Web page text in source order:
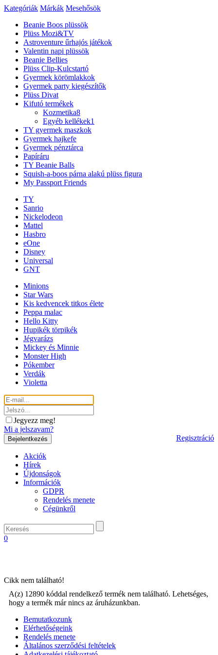
Kategóriák Márkák Mesehősök
Beanie Boos plüssök
Plüss Mozi&TV
Astroventure űrhajós játékok
Valentin napi plüssök
Beanie Bellies
Plüss Clip-Kulcstartó
Gyermek körömlakkok
Gyermek party kiegészítők
Plüss Divat
Kifutó termékek
Kozmetika8
Egyéb kellékek1
TY gyermek maszkok
Gyermek hajkefe
Gyermek pénztárca
Papíráru
TY Beanie Balls
Squish-a-boos párna alakú plüss figura
My Passport Friends
TY
Sanrio
Nickelodeon
Mattel
Hasbro
eOne
Disney
Universal
GNT
Minions
Star Wars
Kis kedvencek titkos élete
Peppa malac
Hello Kitty
Hupikék törpikék
Jégvarázs
Mickey és Minnie
Monster High
Pókember
Verdák
Violetta
Jegyezz meg!
Mi a jelszavam?
Regisztráció
Akciók
Hírek
Újdonságok
Információk
GDPR
Rendelés menete
Cégünkről
0
Cikk nem található!
A(z) 12890 kóddal rendelkező termék nem található. Lehetséges,
hogy a termék már nincs az áruházunkban.
Bemutatkozunk
Elérhetőségeink
Rendelés menete
Általános szerződési feltételek